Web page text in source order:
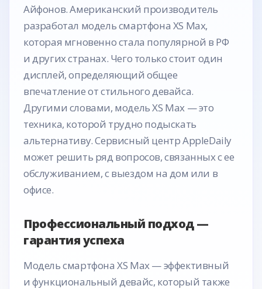
Айфонов. Американский производитель
разработал модель смартфона XS Max,
которая мгновенно стала популярной в РФ
и других странах. Чего только стоит один
дисплей, определяющий общее
впечатление от стильного девайса.
Другими словами, модель XS Max — это
техника, которой трудно подыскать
альтернативу. Сервисный центр AppleDaily
может решить ряд вопросов, связанных с ее
обслуживанием, с выездом на дом или в
офисе.
Профессиональный подход —
гарантия успеха
Модель смартфона XS Max — эффективный
и функциональный девайс, который также